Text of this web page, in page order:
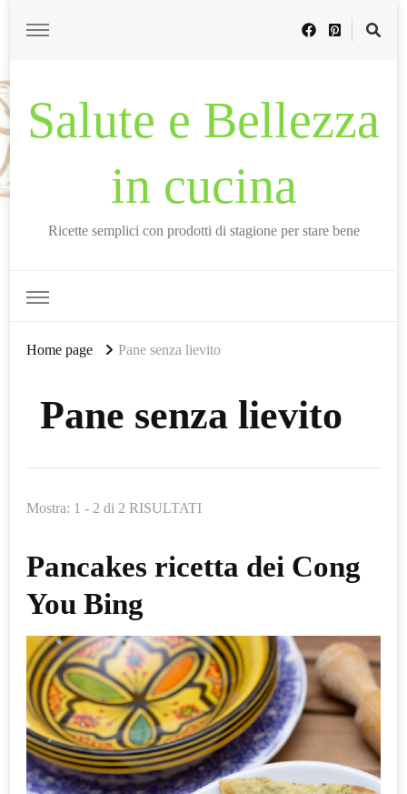
Salute e Bellezza
in cucina
Ricette semplici con prodotti di stagione per stare bene
Home page Pane senza lievito
Pane senza lievito
Mostra: 1 - 2 di 2 RISULTATI
Pancakes ricetta dei Cong
You Bing